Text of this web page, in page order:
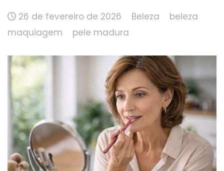
26 de fevereiro de 2026 Beleza
beleza
maquiagem
pele madura